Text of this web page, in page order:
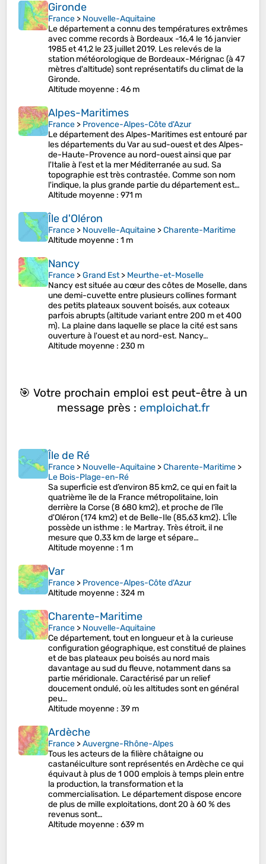
Gironde
France > Nouvelle-Aquitaine
Le département a connu des températures extrêmes
avec comme records à Bordeaux -16,4 le 16 janvier
1985 et 41,2 le 23 juillet 2019. Les relevés de la
station météorologique de Bordeaux-Mérignac (à 47
mètres d'altitude) sont représentatifs du climat de la
Gironde.
Altitude moyenne : 46 m
Alpes-Maritimes
France > Provence-Alpes-Côte d'Azur
Le département des Alpes-Maritimes est entouré par
les départements du Var au sud-ouest et des Alpes-
de-Haute-Provence au nord-ouest ainsi que par
l'Italie à l'est et la mer Méditerranée au sud. Sa
topographie est très contrastée. Comme son nom
l'indique, la plus grande partie du département est…
Altitude moyenne : 971 m
Île d'Oléron
France > Nouvelle-Aquitaine >Charente-Maritime
Altitude moyenne : 1 m
Nancy
France >Grand Est> Meurthe-et-Moselle
Nancy est située au cœur des côtes de Moselle, dans
une demi-cuvette entre plusieurs collines formant
des petits plateaux souvent boisés, aux coteaux
parfois abrupts (altitude variant entre 200 m et 400
m). La plaine dans laquelle se place la cité est sans
ouverture à l'ouest et au nord-est. Nancy…
Altitude moyenne : 230 m
🎯 Votre prochain emploi est peut-être à un
message près : emploichat.fr
Île de Ré
France > Nouvelle-Aquitaine >Charente-Maritime >
Le Bois-Plage-en-Ré
Sa superficie est d’environ 85 km2, ce qui en fait la
quatrième île de la France métropolitaine, loin
derrière la Corse (8 680 km2), et proche de l'île
d'Oléron (174 km2) et de Belle-Ile (85,63 km2). L’Île
possède un isthme : le Martray. Très étroit, il ne
mesure que 0,33 km de large et sépare…
Altitude moyenne : 1 m
Var
France > Provence-Alpes-Côte d'Azur
Altitude moyenne : 324 m
Charente-Maritime
France > Nouvelle-Aquitaine
Ce département, tout en longueur et à la curieuse
configuration géographique, est constitué de plaines
et de bas plateaux peu boisés au nord mais
davantage au sud du fleuve, notamment dans sa
partie méridionale. Caractérisé par un relief
doucement ondulé, où les altitudes sont en général
peu…
Altitude moyenne : 39 m
Ardèche
France >Auvergne-Rhône-Alpes
Tous les acteurs de la filière châtaigne ou
castanéiculture sont représentés en Ardèche ce qui
équivaut à plus de 1 000 emplois à temps plein entre
la production, la transformation et la
commercialisation. Le département dispose encore
de plus de mille exploitations, dont 20 à 60 % des
revenus sont…
Altitude moyenne : 639 m